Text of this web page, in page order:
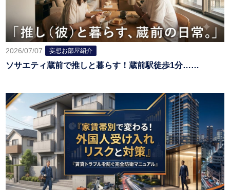
2026/07/07 妄想お部屋紹介
ソサエティ蔵前で推しと暮らす！蔵前駅徒歩1分……